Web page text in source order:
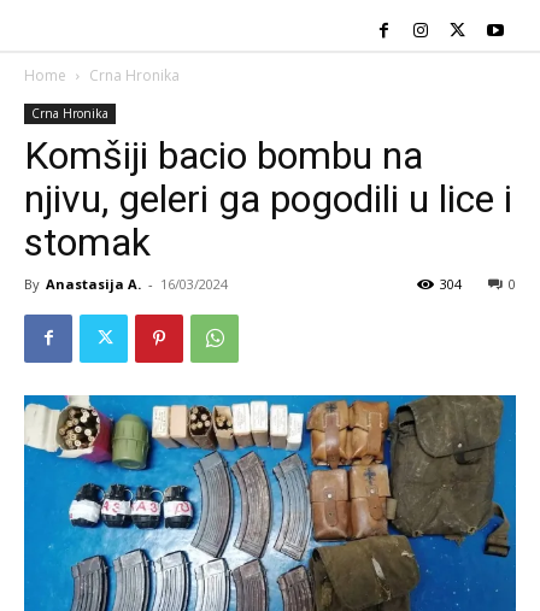
Home Crna Hronika
Crna Hronika
Komšiji bacio bombu na
njivu, geleri ga pogodili u lice i
stomak
By Anastasija A. - 16/03/2024 0
304